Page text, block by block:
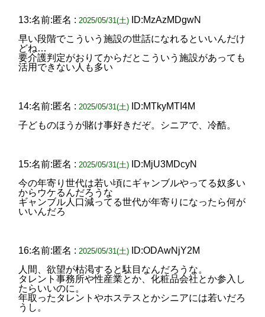
13:名前:匿名 : 2025/05/31(土)
ID:MzAzMDgwN
早い段階でこういう施設の世話になれるといいんだけ
どね…
要介護判定がおりてからだとこういう施設があっても
活用できない人も多い
14:名前:匿名 : 2025/05/31(土)
ID:MTkyMTI4M
子どものほうが賭け事好きだぞ。シニアで、冷酷。
15:名前:匿名 : 2025/05/31(土)
ID:MjU3MDcyN
今の年寄り世代は若い頃にギャンブルやってる奴多い
からウケるんだろうな
ギャンブル人口減ってる世代が年寄りになったら何が
いいんだろ
16:名前:匿名 : 2025/05/31(土)
ID:ODAwNjY2M
人間、欲望が枯渇すると駄目なんだろうな。
タレント事務所や性産業とか、化粧品会社とか参入し
たらいいのに。
年取ったタレントやホステスとかシニアには若いだろ
うし。